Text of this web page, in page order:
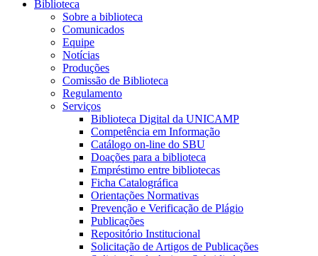
Biblioteca
Sobre a biblioteca
Comunicados
Equipe
Notícias
Produções
Comissão de Biblioteca
Regulamento
Serviços
Biblioteca Digital da UNICAMP
Competência em Informação
Catálogo on-line do SBU
Doações para a biblioteca
Empréstimo entre bibliotecas
Ficha Catalográfica
Orientações Normativas
Prevenção e Verificação de Plágio
Publicações
Repositório Institucional
Solicitação de Artigos de Publicações